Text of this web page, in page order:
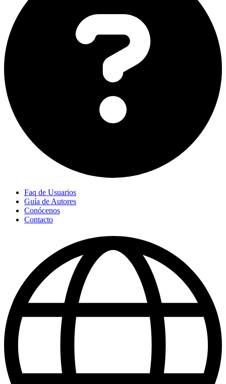
Faq de Usuarios
Guía de Autores
Conócenos
Contacto